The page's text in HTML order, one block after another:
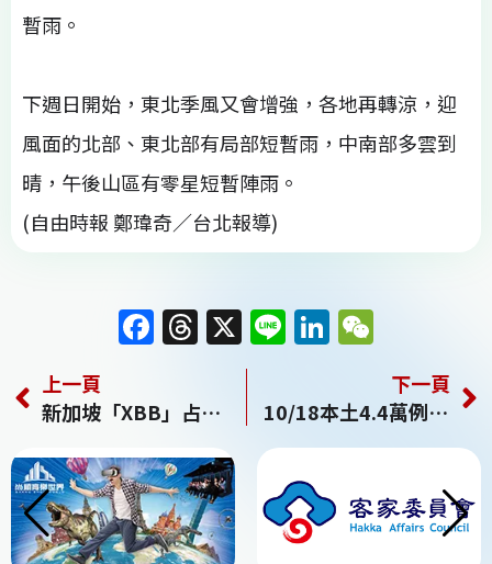
暫雨。
下週日開始，東北季風又會增強，各地再轉涼，迎
風面的北部、東北部有局部短暫雨，中南部多雲到
晴，午後山區有零星短暫陣雨。
(自由時報 鄭瑋奇／台北報導)
F
a
c
e
b
o
o
T
h
re
a
d
s
X Li
n
e
Li
n
k
e
n
C
h
上一頁
新加坡「XBB」占比5成 恐躍亞洲強勢株／香港境外移入占1成 日本、印度、泰國也有個案 指揮中心密切監測
下一頁
10/18本土4.4萬例較上週同期升 增33死、102中重症